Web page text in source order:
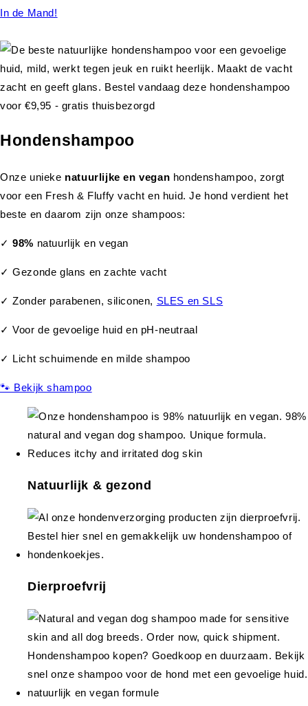
In de Mand!
Hondenshampoo
Onze unieke natuurlijke en vegan hondenshampoo, zorgt
voor een Fresh & Fluffy vacht en huid. Je hond verdient het
beste en daarom zijn onze shampoos:
✓98% natuurlijk en vegan
✓ Gezonde glans en zachte vacht
✓ Zonder parabenen, siliconen, SLES en SLS
✓ Voor de gevoelige huid en pH-neutraal
✓ Licht schuimende en milde shampoo
🐾 Bekijk shampoo
Natuurlijk & gezond
Dierproefvrij